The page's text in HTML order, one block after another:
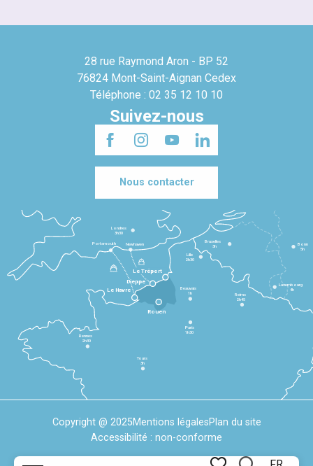
28 rue Raymond Aron - BP 52
76824 Mont-Saint-Aignan Cedex
Téléphone : 02 35 12 10 10
Suivez-nous
Nous contacter
Le Havre
Dieppe
Le Tréport
Rennes
2h30
Tours
3h
Paris
1h30
Beauvais
1h
Reims
2h45
Lille
2h30
Bruxelles
3h
Londres
3h30
Newhaven
Portsmouth
Bonn
5h
Luxembourg
4h
Rouen
Copyright @ 2025Mentions légalesPlan du site
Accessibilité : non-conforme